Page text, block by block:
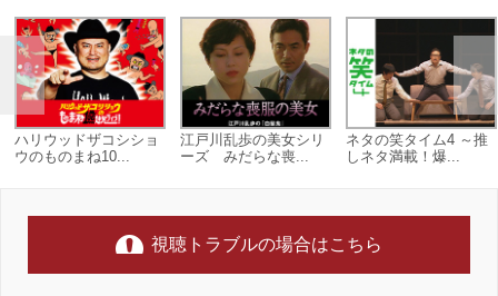
ハリウッドザコシショ
ウのものまね10...
江戸川乱歩の美女シリ
ーズ みだらな喪...
ネタの笑タイム4 ～推
しネタ満載！爆...
視聴トラブルの場合はこちら